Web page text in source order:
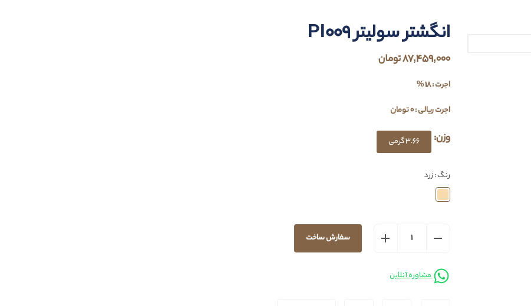
انگشتر سولیتر PI009
87,459,000 تومان
اجرت : 18 %
اجرت ریالی : 0 تومان
وزن: 3.66 گرمی
رنگ : زرد
سفارش ساخت
مشاوره آنلاین